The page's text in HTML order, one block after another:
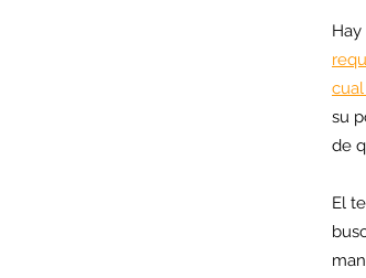
Our Recent
Hay
su
de
El